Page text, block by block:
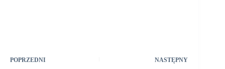
POPRZEDNI NASTĘPNY